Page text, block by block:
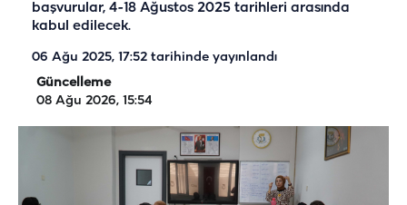
başvurular, 4-18 Ağustos 2025 tarihleri arasında
kabul edilecek.
06 Ağu 2025, 17:52 tarihinde yayınlandı
Güncelleme
08 Ağu 2026, 15:54